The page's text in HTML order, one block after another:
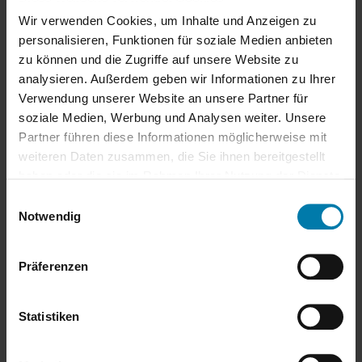
Wir verwenden Cookies, um Inhalte und Anzeigen zu
personalisieren, Funktionen für soziale Medien anbieten
zu können und die Zugriffe auf unsere Website zu
analysieren. Außerdem geben wir Informationen zu Ihrer
Verwendung unserer Website an unsere Partner für
soziale Medien, Werbung und Analysen weiter. Unsere
Partner führen diese Informationen möglicherweise mit
weiteren Daten zusammen, die Sie ihnen bereitgestellt
Notwendig
Präferenzen
Statistiken
Die Remise wurde von 2008-2011 vollständig kernsaniert
und liebevoll hergerichtet. Die gesamte Innenausstattung ist
geschmackvoll ausgesucht und durchdacht
zusammengestellt.
Folgende Besonderheiten möchten wir noch einmal
hervorheben:
Garderobenschrank.
Echtholzparkett auf beiden Etagen.
Maßgefertigte Plissees in allen Fenstern und Türen.